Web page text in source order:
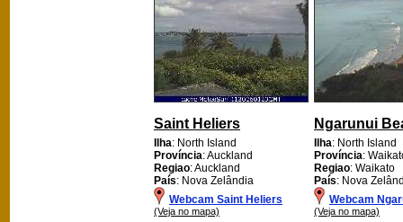
Saint Heliers
Ilha: North Island
Província: Auckland
Regiao: Auckland
País: Nova Zelândia
Webcam Saint Heliers
(Veja no mapa)
Ngarunui
Ilha: North Island
Província:
Regiao: Waikato
País: Nova
Webcam
(Veja no mapa)